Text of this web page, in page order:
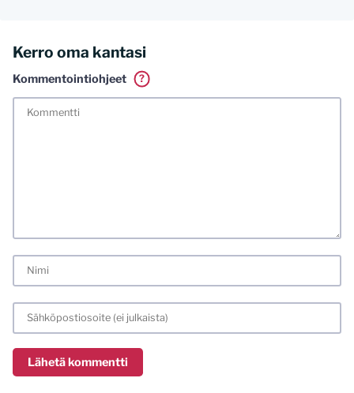
Kerro oma kantasi
Kommentointiohjeet
?
tunnistamallani nimimerkillä. Vaadin myös kunnollisen
meiliosoitteen. Minua ja mielipiteitäni saa ilman muuta